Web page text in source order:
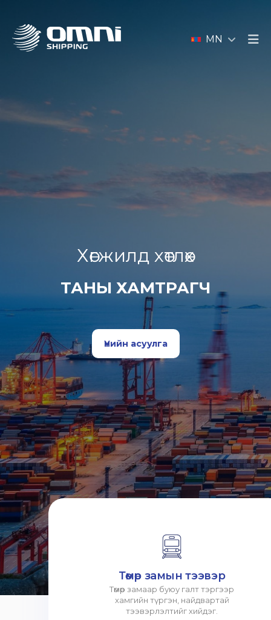
MN
Хөгжилд хөтлөх
ТАНЫ ХАМТРАГЧ
Үнийн асуулга
Төмөр замын тээвэр
Төмөр замаар буюу галт тэргээр
хамгийн түргэн, найдвартай
тээвэрлэлтийг хийдэг.